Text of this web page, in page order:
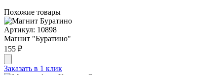
Похожие товары
Артикул: 10898
Магнит "Буратино"
155 ₽
Заказать в 1 клик